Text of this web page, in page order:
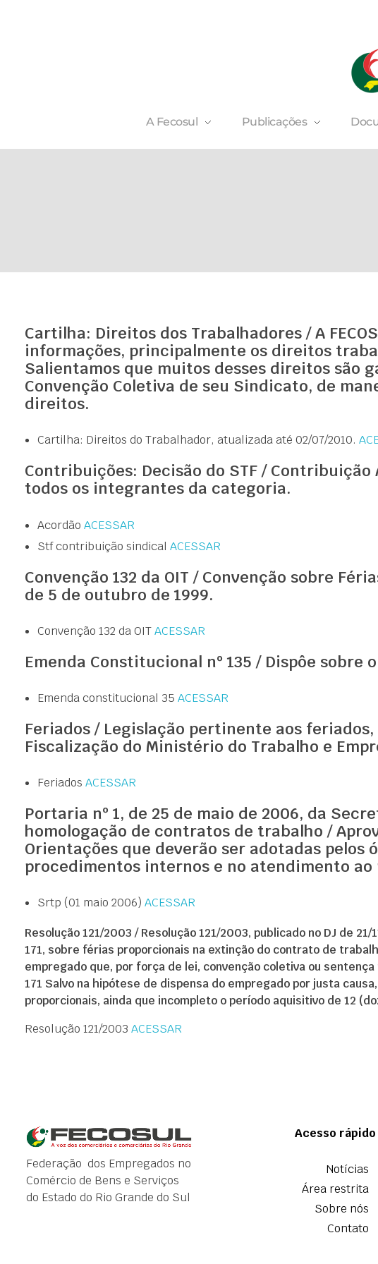
A Fecosul Publicações
Cartilha: Direitos dos Trabalhadores / A
informações, principalmente os direitos
Salientamos que muitos desses direitos são
Convenção Coletiva de seu Sindicato, de
direitos.
Cartilha: Direitos do Trabalhador, atualizada até 02/07/2010.
Contribuições: Decisão do STF /
todos os integrantes da categoria.
Acordão ACESSAR
Stf contribuição sindical ACESSAR
Convenção 132 da OIT / Convenção sobre
de 5 de outubro de 1999.
Convenção 132 da OITACESSAR
Emenda Constitucional nº 135 / Dispôe
Emenda constitucional 35 ACESSAR
Feriados / Legislação pertinente aos
Fiscalização do Ministério do Trabalho e
Feriados ACESSAR
Portaria nº 1, de 25 de maio de 2006, da
homologação de contratos de trabalho /
Orientações que deverão ser adotadas pelos
procedimentos internos e no atendimento
Srtp (01 maio 2006) ACESSAR
Resolução 121/2003 / Resolução 121/2003, publicado no DJ de
171, sobre férias proporcionais na extinção do contrato de
empregado que, por força de lei, convenção coletiva ou
171 Salvo na hipótese de dispensa do empregado por justa
proporcionais, ainda que incompleto o período aquisitivo de 12
Resolução 121/2003 ACESSAR
Federação dos Empregados no
Comércio de Bens e Serviços
do Estado do Rio Grande do Sul
Acesso rápido
Notícias
Área restrita
Sobre nós
Contato